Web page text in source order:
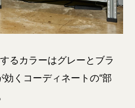
るカラーはグレーとブラ
くコーディネートの“部